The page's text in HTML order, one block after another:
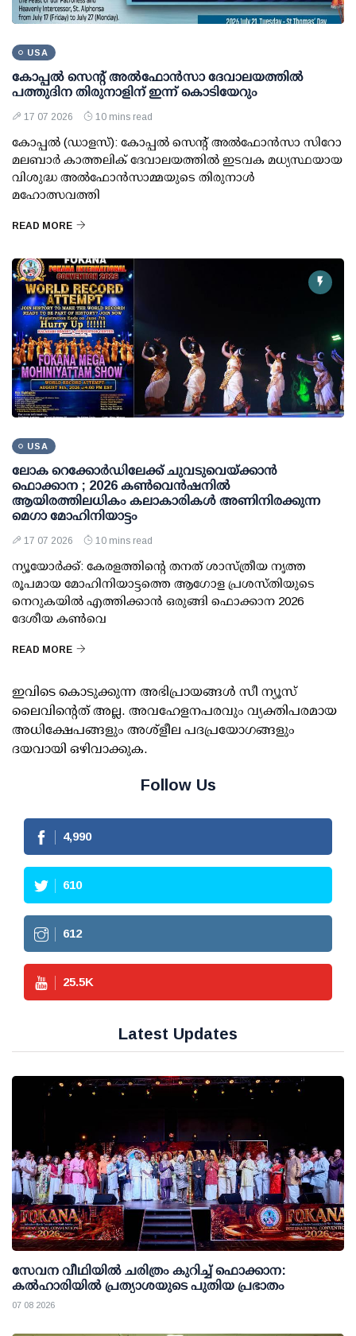
USA
കോപ്പല്‍ സെന്റ് അല്‍ഫോന്‍സാ ദേവാലയത്തില്‍
പത്തുദിന തിരുനാളിന് ഇന്ന് കൊടിയേറും
17 07 2026 10 mins read
കോപ്പല്‍ (ഡാളസ്): കോപ്പല്‍ സെന്റ് അല്‍ഫോന്‍സാ സിറോ
മലബാര്‍ കാത്തലിക് ദേവാലയത്തില്‍ ഇടവക മധ്യസ്ഥയായ
വിശുദ്ധ അല്‍ഫോന്‍സാമ്മയുടെ തിരുനാള്‍
മഹോത്സവത്തി
READ MORE
USA
ലോക റെക്കോര്‍ഡിലേക്ക് ചുവടുവെയ്ക്കാന്‍
ഫൊക്കാന ; 2026 കണ്‍വെന്‍ഷനില്‍
ആയിരത്തിലധികം കലാകാരികള്‍ അണിനിരക്കുന്ന
മെഗാ മോഹിനിയാട്ടം
17 07 2026 10 mins read
ന്യൂയോര്‍ക്ക്: കേരളത്തിന്റെ തനത് ശാസ്ത്രീയ നൃത്ത
രൂപമായ മോഹിനിയാട്ടത്തെ ആഗോള പ്രശസ്തിയുടെ
നെറുകയില്‍ എത്തിക്കാന്‍ ഒരുങ്ങി ഫൊക്കാന 2026
ദേശീയ കണ്‍വെ
READ MORE
ഇവിടെ കൊടുക്കുന്ന അഭിപ്രായങ്ങള്‍ സീ ന്യൂസ്
ലൈവിന്റെത് അല്ല. അവഹേളനപരവും വ്യക്തിപരമായ
അധിക്ഷേപങ്ങളും അശ്‌ളീല പദപ്രയോഗങ്ങളും
ദയവായി ഒഴിവാക്കുക.
Follow Us
4,990
610
612
25.5K
Latest Updates
സേവന വീഥിയില്‍ ചരിത്രം കുറിച്ച് ഫൊക്കാന:
കല്‍ഹാരിയില്‍ പ്രത്യാശയുടെ പുതിയ പ്രഭാതം
07 08 2026